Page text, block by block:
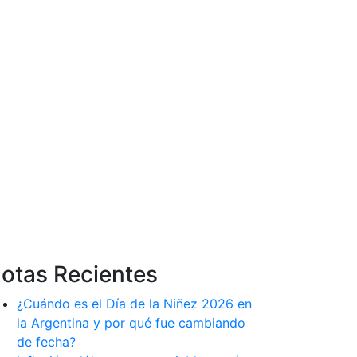
Recientes
¿Cuándo es el Día de la Niñez 2026 en
la Argentina y por qué fue cambiando
de fecha?